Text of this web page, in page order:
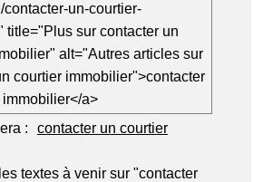
contacter-un-courtier-
title="Plus sur contacter un
alt="Autres articles sur
courtier immobilier">contacter
a>
:
contacter un courtier
textes à venir sur "contacter